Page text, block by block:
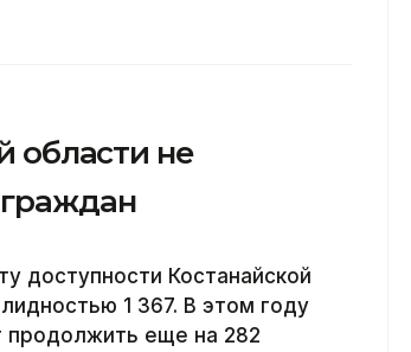
области не
доступности Костанайской
1 367. В этом году
продолжить еще на 282